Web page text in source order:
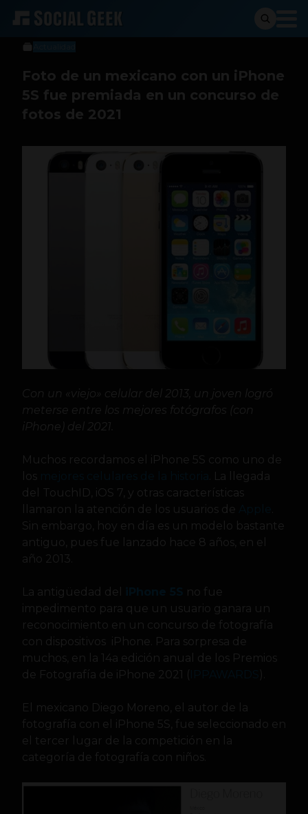
Social Geek
26 de julio de 2021
Foto de un mexicano con un iPhone
5S fue premiada en un concurso de
fotos de 2021
Con un «viejo» celular del 2013, un joven logró
meterse entre los mejores fotógrafos (con
iPhone) del 2021.
Muchos recordamos el iPhone 5S como uno de
los
. La llegada
del TouchID, iOS 7, y otras características
llamaron la atención de los usuarios de
Sin embargo, hoy en día es un modelo bastante
antiguo, pues fue lanzado hace 8 años, en el
año 2013.
La antigüedad del
no fue
impedimento para que un usuario ganara un
reconocimiento en un concurso de fotografía
con dispositivos iPhone. Para sorpresa de
muchos, en la 14a edición anual de los Premios
de Fotografía de iPhone 2021 (
El mexicano Diego Moreno, el autor de la
fotografía con el iPhone 5S, fue seleccionado en
el tercer lugar de la competición en la
categoría de fotografía con niños.